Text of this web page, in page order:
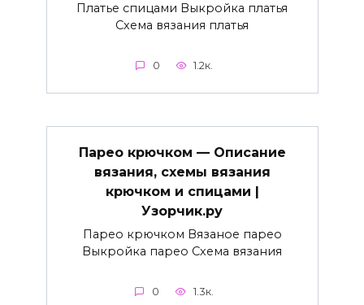
Платье спицами Выкройка платья
Схема вязания платья
0 1.2к.
Парео крючком — Описание
вязания, схемы вязания
крючком и спицами |
Узорчик.ру
Парео крючком Вязаное парео
Выкройка парео Схема вязания
0 1.3к.